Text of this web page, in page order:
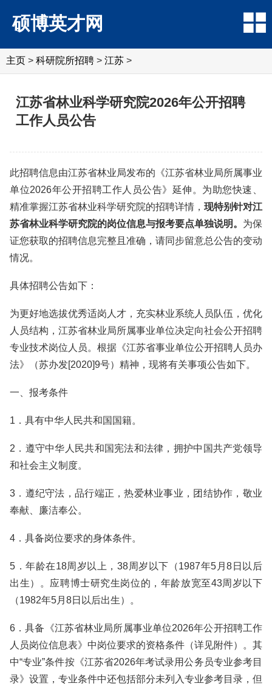
硕博英才网
主页 > 科研院所招聘 > ‌江‌苏 >
江苏省林业科学研究院2026年公开招聘
工作人员公告
此招聘信息由江苏省林业局发布的《江苏省林业局所属事业
单位2026年公开招聘工作人员公告》延伸。为助您快速、
精准掌握江苏省林业科学研究院的招聘详情， 现特别针对江
苏省林业科学研究院的岗位信息与报考要点单独说明。 为保
证您获取的招聘信息完整且准确，请同步留意总公告的变动
情况。
具体招聘公告如下：
为更好地选拔优秀适岗人才，充实林业系统人员队伍，优化
人员结构，江苏省林业局所属事业单位决定向社会公开招聘
专业技术岗位人员。根据《江苏省事业单位公开招聘人员办
法》（苏办发[2020]9号）精神，现将有关事项公告如下。
一、报考条件
1．具有中华人民共和国国籍。
2．遵守中华人民共和国宪法和法律，拥护中国共产党领导
和社会主义制度。
3．遵纪守法，品行端正，热爱林业事业，团结协作，敬业
奉献、廉洁奉公。
4．具备岗位要求的身体条件。
5．年龄在18周岁以上，38周岁以下（1987年5月8日以后
出生）。应聘博士研究生岗位的，年龄放宽至43周岁以下
（1982年5月8日以后出生）。
6．具备《江苏省林业局所属事业单位2026年公开招聘工作
人员岗位信息表》中岗位要求的资格条件（详见附件）。其
中“专业”条件按《江苏省2026年考试录用公务员专业参考目
录》设置，专业条件中还包括部分未列入专业参考目录，但